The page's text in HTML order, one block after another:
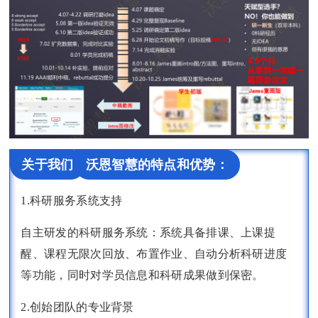
关于我们 沃恩智慧的特点和优势：
1.科研服务系统支持
自主研发的科研服务系统：系统具备排课、上课提
醒、课程无限次回放、布置作业、自动分析科研进度
等功能，同时对学员信息和科研成果做到保密。
2.创始团队的专业背景